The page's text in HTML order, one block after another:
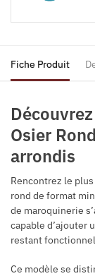
Fiche Produit
Osier
arrondis
Rencontrez le
rond de format
de maroquinerie
capable d’ajouter
restant
Ce modèle se